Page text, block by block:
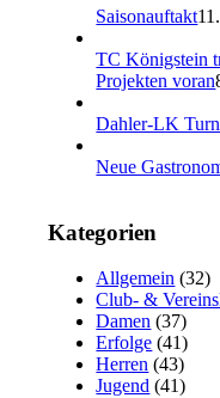
Saisonauftakt
TC Königstein
Projekten voran
Dahler-LK
Neue
Kategorien
Allgemein (32)
Club- &
Damen (37)
Erfolge (41)
Herren (43)
Jugend (41)